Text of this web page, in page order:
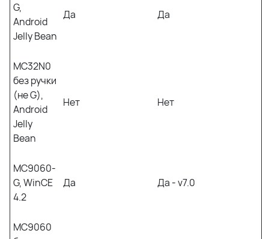
G,
Android
Jelly Bean
Да Да
MC32N0
без ручки
(не G),
Android
Jelly
Bean
Нет Нет
MC9060-
G, WinCE
4.2
Да Да - v7.0
MC9060